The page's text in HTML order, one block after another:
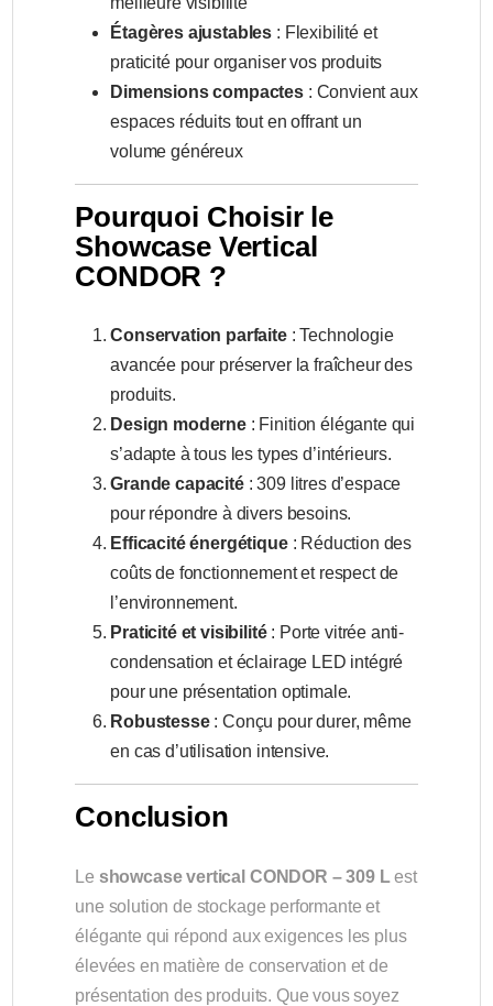
Étagères ajustables : Flexibilité et
praticité pour organiser vos produits
Dimensions compactes : Convient aux
espaces réduits tout en offrant un
volume généreux
Pourquoi Choisir le
Showcase Vertical
CONDOR ?
Conservation parfaite: Technologie
avancée pour préserver la fraîcheur des
produits.
Design moderne: Finition élégante qui
s’adapte à tous les types d’intérieurs.
Grande capacité: 309 litres d’espace
pour répondre à divers besoins.
Efficacité énergétique: Réduction des
coûts de fonctionnement et respect de
l’environnement.
Praticité et visibilité: Porte vitrée anti-
condensation et éclairage LED intégré
pour une présentation optimale.
Robustesse: Conçu pour durer, même
en cas d’utilisation intensive.
Conclusion
Le showcase vertical CONDOR – 309 Lest
une solution de stockage performante et
élégante qui répond aux exigences les plus
élevées en matière de conservation et de
présentation des produits. Que vous soyez